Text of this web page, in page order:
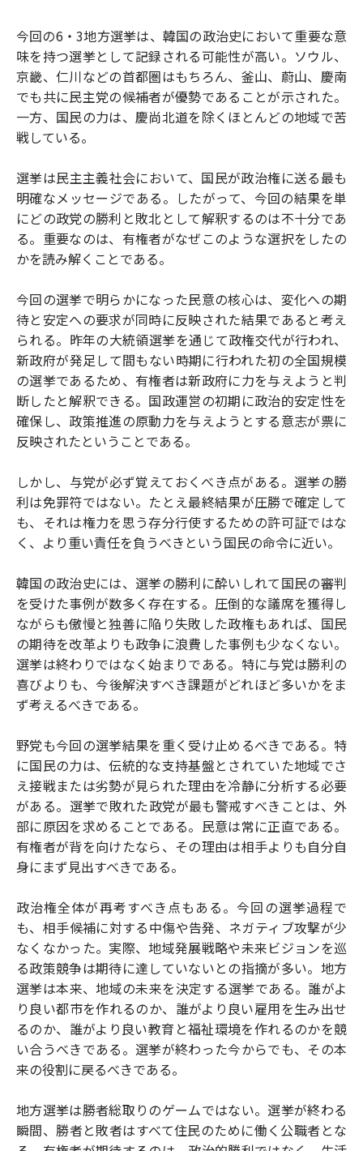
今回の6・3地方選挙は、韓国の政治史において重要な意
味を持つ選挙として記録される可能性が高い。ソウル、
京畿、仁川などの首都圏はもちろん、釜山、蔚山、慶南
でも共に民主党の候補者が優勢であることが示された。
一方、国民の力は、慶尚北道を除くほとんどの地域で苦
戦している。
選挙は民主主義社会において、国民が政治権に送る最も
明確なメッセージである。したがって、今回の結果を単
にどの政党の勝利と敗北として解釈するのは不十分であ
る。重要なのは、有権者がなぜこのような選択をしたの
かを読み解くことである。
今回の選挙で明らかになった民意の核心は、変化への期
待と安定への要求が同時に反映された結果であると考え
られる。昨年の大統領選挙を通じて政権交代が行われ、
新政府が発足して間もない時期に行われた初の全国規模
の選挙であるため、有権者は新政府に力を与えようと判
断したと解釈できる。国政運営の初期に政治的安定性を
確保し、政策推進の原動力を与えようとする意志が票に
反映されたということである。
しかし、与党が必ず覚えておくべき点がある。選挙の勝
利は免罪符ではない。たとえ最終結果が圧勝で確定して
も、それは権力を思う存分行使するための許可証ではな
く、より重い責任を負うべきという国民の命令に近い。
韓国の政治史には、選挙の勝利に酔いしれて国民の審判
を受けた事例が数多く存在する。圧倒的な議席を獲得し
ながらも傲慢と独善に陥り失敗した政権もあれば、国民
の期待を改革よりも政争に浪費した事例も少なくない。
選挙は終わりではなく始まりである。特に与党は勝利の
喜びよりも、今後解決すべき課題がどれほど多いかをま
ず考えるべきである。
野党も今回の選挙結果を重く受け止めるべきである。特
に国民の力は、伝統的な支持基盤とされていた地域でさ
え接戦または劣勢が見られた理由を冷静に分析する必要
がある。選挙で敗れた政党が最も警戒すべきことは、外
部に原因を求めることである。民意は常に正直である。
有権者が背を向けたなら、その理由は相手よりも自分自
身にまず見出すべきである。
政治権全体が再考すべき点もある。今回の選挙過程で
も、相手候補に対する中傷や告発、ネガティブ攻撃が少
なくなかった。実際、地域発展戦略や未来ビジョンを巡
る政策競争は期待に達していないとの指摘が多い。地方
選挙は本来、地域の未来を決定する選挙である。誰がよ
り良い都市を作れるのか、誰がより良い雇用を生み出せ
るのか、誰がより良い教育と福祉環境を作れるのかを競
い合うべきである。選挙が終わった今からでも、その本
来の役割に戻るべきである。
地方選挙は勝者総取りのゲームではない。選挙が終わる
瞬間、勝者と敗者はすべて住民のために働く公職者とな